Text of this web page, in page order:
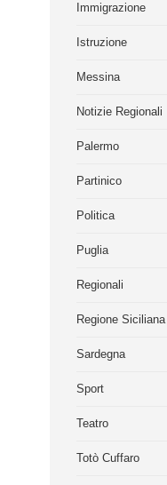
Immigrazione
Istruzione
Messina
Notizie Regionali
Palermo
Partinico
Politica
Puglia
Regionali
Regione Siciliana
Sardegna
Sport
Teatro
Totò Cuffaro